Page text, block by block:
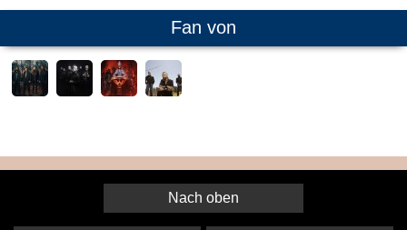
Fan von
Nach oben